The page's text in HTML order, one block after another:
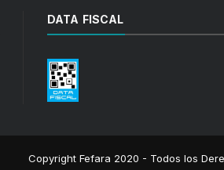
DATA FISCAL
Copyright Fefara 2020 - Todos los